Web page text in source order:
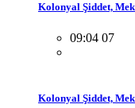
Kolonyal Şiddet,
09:04 07
Kolonyal Şiddet,